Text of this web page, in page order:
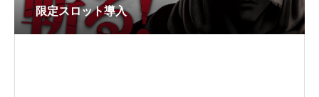
限定スロット導入